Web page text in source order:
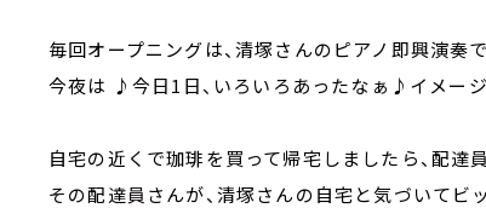
毎回オープニングは、清塚さんのピアノ即興演奏
今夜は ♪今日1日、いろいろあったなぁ♪イメー
自宅の近くで珈琲を買って帰宅しましたら、配達
その配達員さんが、清塚さんの自宅と気づいてビ